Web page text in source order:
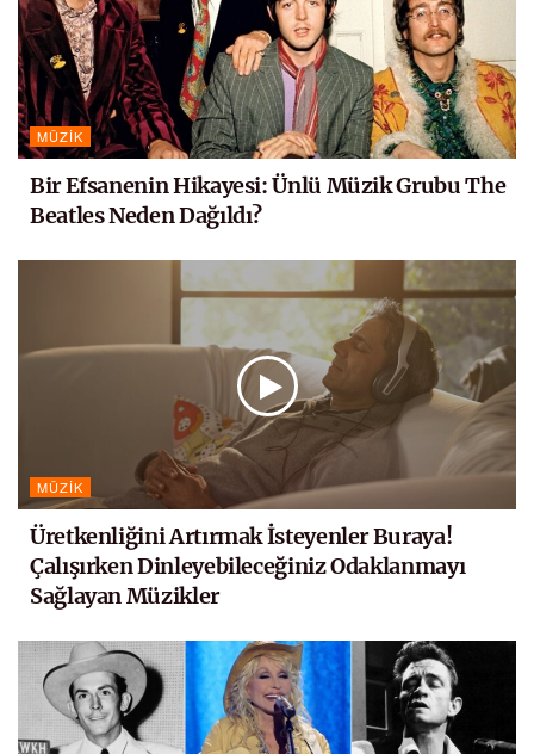
MÜZIK
Bir Efsanenin Hikayesi: Ünlü Müzik Grubu The
Beatles Neden Dağıldı?
MÜZIK
Üretkenliğini Artırmak İsteyenler Buraya!
Çalışırken Dinleyebileceğiniz Odaklanmayı
Sağlayan Müzikler